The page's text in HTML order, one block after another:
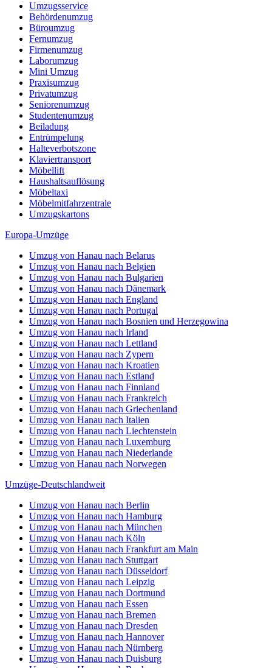
Umzugsservice
Behördenumzug
Büroumzug
Fernumzug
Firmenumzug
Laborumzug
Mini Umzug
Praxisumzug
Privatumzug
Seniorenumzug
Studentenumzug
Beiladung
Entrümpelung
Halteverbotszone
Klaviertransport
Möbellift
Haushaltsauflösung
Möbeltaxi
Möbelmitfahrzentrale
Umzugskartons
Europa-Umzüge
Umzug von Hanau nach Belarus
Umzug von Hanau nach Belgien
Umzug von Hanau nach Bulgarien
Umzug von Hanau nach Dänemark
Umzug von Hanau nach England
Umzug von Hanau nach Portugal
Umzug von Hanau nach Bosnien und Herzegowina
Umzug von Hanau nach Irland
Umzug von Hanau nach Lettland
Umzug von Hanau nach Zypern
Umzug von Hanau nach Kroatien
Umzug von Hanau nach Estland
Umzug von Hanau nach Finnland
Umzug von Hanau nach Frankreich
Umzug von Hanau nach Griechenland
Umzug von Hanau nach Italien
Umzug von Hanau nach Liechtenstein
Umzug von Hanau nach Luxemburg
Umzug von Hanau nach Niederlande
Umzug von Hanau nach Norwegen
Umzüge-Deutschlandweit
Umzug von Hanau nach Berlin
Umzug von Hanau nach Hamburg
Umzug von Hanau nach München
Umzug von Hanau nach Köln
Umzug von Hanau nach Frankfurt am Main
Umzug von Hanau nach Stuttgart
Umzug von Hanau nach Düsseldorf
Umzug von Hanau nach Leipzig
Umzug von Hanau nach Dortmund
Umzug von Hanau nach Essen
Umzug von Hanau nach Bremen
Umzug von Hanau nach Dresden
Umzug von Hanau nach Hannover
Umzug von Hanau nach Nürnberg
Umzug von Hanau nach Duisburg